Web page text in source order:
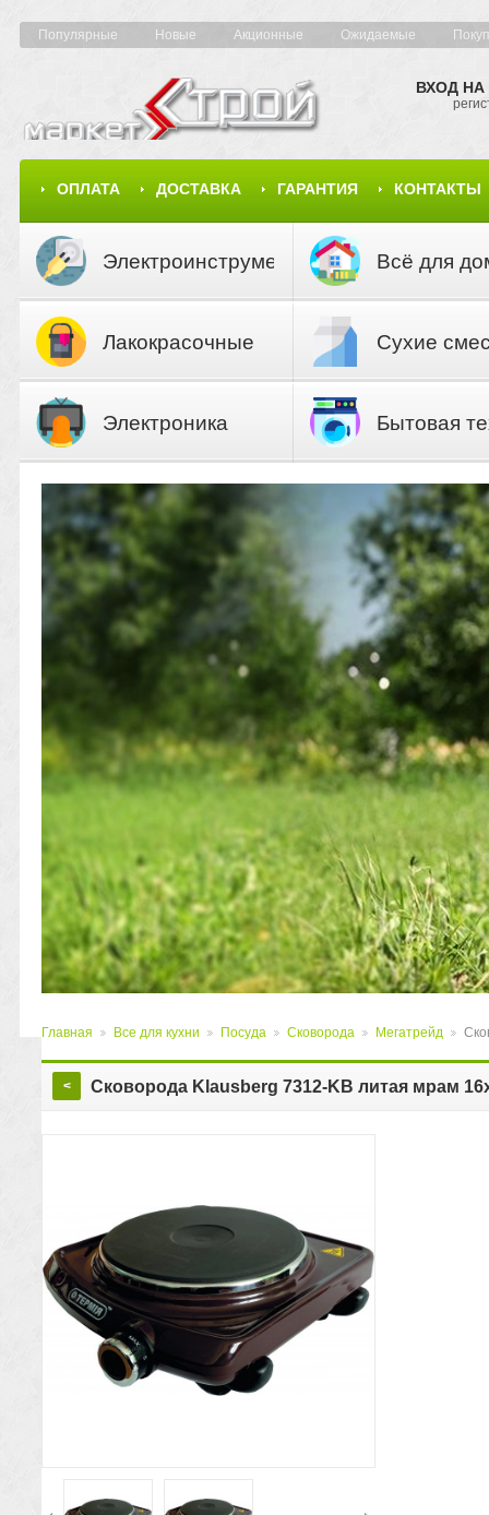
Популярные Новые Акционные Ожидаемые
ОПЛАТА ДОСТАВКА ГАРАНТИЯ КОНТАКТЫ
КАРТА САЙТА
ВХОД НА
Электроинструмент Всё для
Лакокрасочные
Сухие
Электроника Бытовая
Главная Все для кухни Посуда Сковорода Мегатрейд
< Сковорода Klausberg 7312-KB литая мрам